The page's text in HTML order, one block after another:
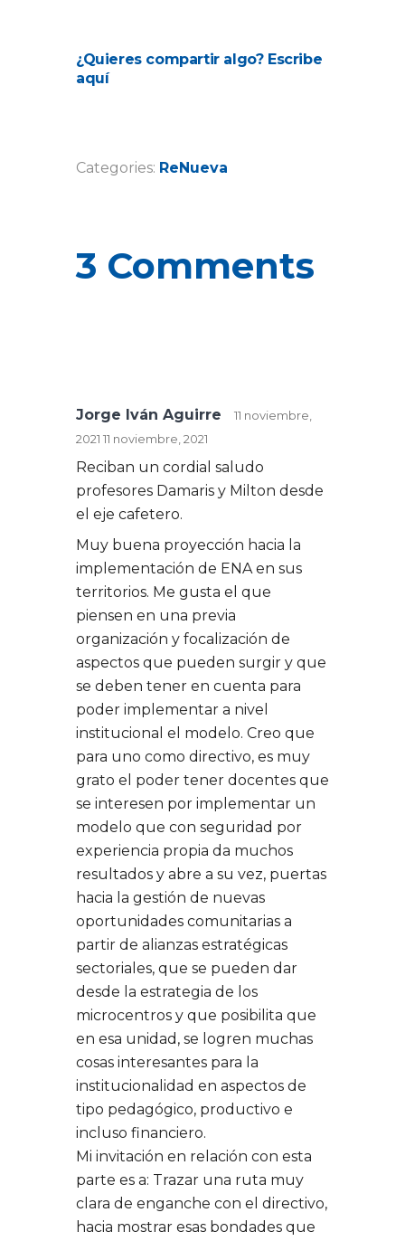
¿Quieres compartir algo? Escribe
aquí
Categories: ReNueva
3 Comments
Jorge Iván Aguirre
11 noviembre,
2021 11 noviembre, 2021
Reciban un cordial saludo
profesores Damaris y Milton desde
el eje cafetero.
Muy buena proyección hacia la
implementación de ENA en sus
territorios. Me gusta el que
piensen en una previa
organización y focalización de
aspectos que pueden surgir y que
se deben tener en cuenta para
poder implementar a nivel
institucional el modelo. Creo que
para uno como directivo, es muy
grato el poder tener docentes que
se interesen por implementar un
modelo que con seguridad por
experiencia propia da muchos
resultados y abre a su vez, puertas
hacia la gestión de nuevas
oportunidades comunitarias a
partir de alianzas estratégicas
sectoriales, que se pueden dar
desde la estrategia de los
microcentros y que posibilita que
en esa unidad, se logren muchas
cosas interesantes para la
institucionalidad en aspectos de
tipo pedagógico, productivo e
incluso financiero.
Mi invitación en relación con esta
parte es a: Trazar una ruta muy
clara de enganche con el directivo,
hacia mostrar esas bondades que